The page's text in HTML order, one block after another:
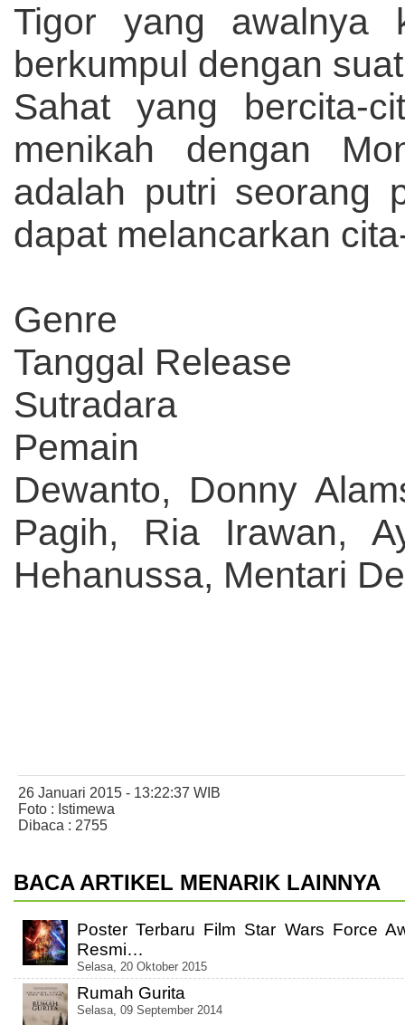
Tigor yang awalnya
berkumpul dengan
Sahat yang bercita-
menikah dengan
adalah putri seorang
dapat melancarkan
Genre
Tanggal
Sutradara
Dewanto, Donny
Pagih, Ria Irawan,
Hehanussa, Mentari
26 Januari 2015 - 13:22:37 WIB
Foto : Istimewa
Dibaca : 2755
BACA ARTIKEL MENARIK LAINNYA
Poster Terbaru Film Star Wars Force
Resmi…
Selasa, 20 Oktober 2015
Rumah Gurita
Selasa, 09 September 2014